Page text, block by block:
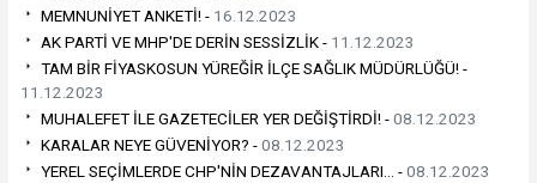
MEMNUNİYET ANKETİ! - 16.12.2023
AK PARTİ VE MHP'DE DERİN SESSİZLİK - 11.12.2023
TAM BİR FİYASKOSUN YÜREĞİR İLÇE SAĞLIK MÜDÜRLÜĞÜ! -
11.12.2023
MUHALEFET İLE GAZETECİLER YER DEĞİŞTİRDİ! -08.12.2023
KARALAR NEYE GÜVENİYOR? -08.12.2023
YEREL SEÇİMLERDE CHP'NİN DEZAVANTAJLARI… -08.12.2023